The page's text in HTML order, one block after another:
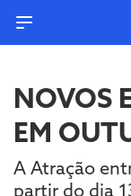
NOVOS
EM
A Atração
partir do dia